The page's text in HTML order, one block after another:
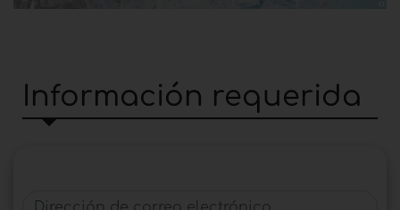
Información requerida
Dirección de correo electrónico